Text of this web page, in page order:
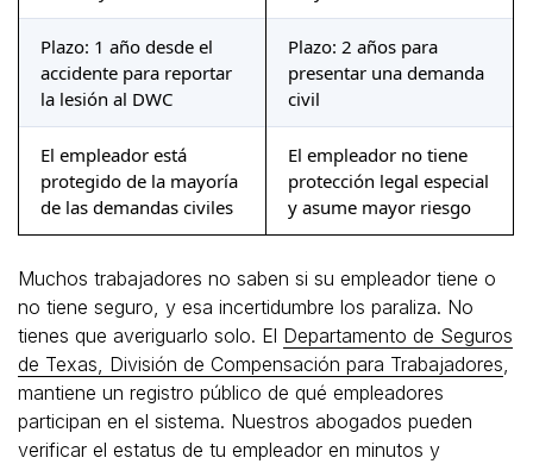
Plazo: 1 año desde el
accidente para reportar
la lesión al DWC
Plazo: 2 años para
presentar una demanda
civil
El empleador está
protegido de la mayoría
de las demandas civiles
El empleador no tiene
protección legal especial
y asume mayor riesgo
Muchos trabajadores no saben si su empleador tiene o
no tiene seguro, y esa incertidumbre los paraliza. No
tienes que averiguarlo solo. El Departamento de Seguros
de Texas, División de Compensación para Trabajadores
mantiene un registro público de qué empleadores
participan en el sistema. Nuestros abogados pueden
verificar el estatus de tu empleador en minutos y